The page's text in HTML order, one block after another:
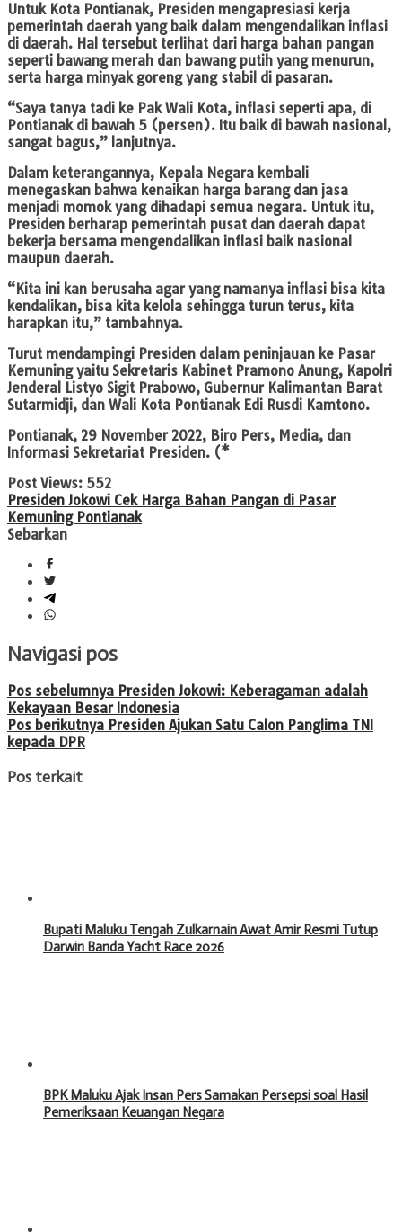
Untuk Kota Pontianak, Presiden mengapresiasi kerja
pemerintah daerah yang baik dalam mengendalikan inflasi
di daerah. Hal tersebut terlihat dari harga bahan pangan
seperti bawang merah dan bawang putih yang menurun,
serta harga minyak goreng yang stabil di pasaran.
“Saya tanya tadi ke Pak Wali Kota, inflasi seperti apa, di
Pontianak di bawah 5 (persen). Itu baik di bawah nasional,
sangat bagus,” lanjutnya.
Dalam keterangannya, Kepala Negara kembali
menegaskan bahwa kenaikan harga barang dan jasa
menjadi momok yang dihadapi semua negara. Untuk itu,
Presiden berharap pemerintah pusat dan daerah dapat
bekerja bersama mengendalikan inflasi baik nasional
maupun daerah.
“Kita ini kan berusaha agar yang namanya inflasi bisa kita
kendalikan, bisa kita kelola sehingga turun terus, kita
harapkan itu,” tambahnya.
Turut mendampingi Presiden dalam peninjauan ke Pasar
Kemuning yaitu Sekretaris Kabinet Pramono Anung, Kapolri
Jenderal Listyo Sigit Prabowo, Gubernur Kalimantan Barat
Sutarmidji, dan Wali Kota Pontianak Edi Rusdi Kamtono.
Pontianak, 29 November 2022, Biro Pers, Media, dan
Informasi Sekretariat Presiden. (*
Post Views: 552
Presiden Jokowi Cek Harga Bahan Pangan di Pasar
Kemuning Pontianak
Sebarkan
Navigasi pos
Pos sebelumnya Presiden Jokowi: Keberagaman adalah
Kekayaan Besar Indonesia
Pos berikutnya Presiden Ajukan Satu Calon Panglima TNI
kepada DPR
Pos terkait
Bupati Maluku Tengah Zulkarnain Awat Amir Resmi Tutup
Darwin Banda Yacht Race 2026
BPK Maluku Ajak Insan Pers Samakan Persepsi soal Hasil
Pemeriksaan Keuangan Negara